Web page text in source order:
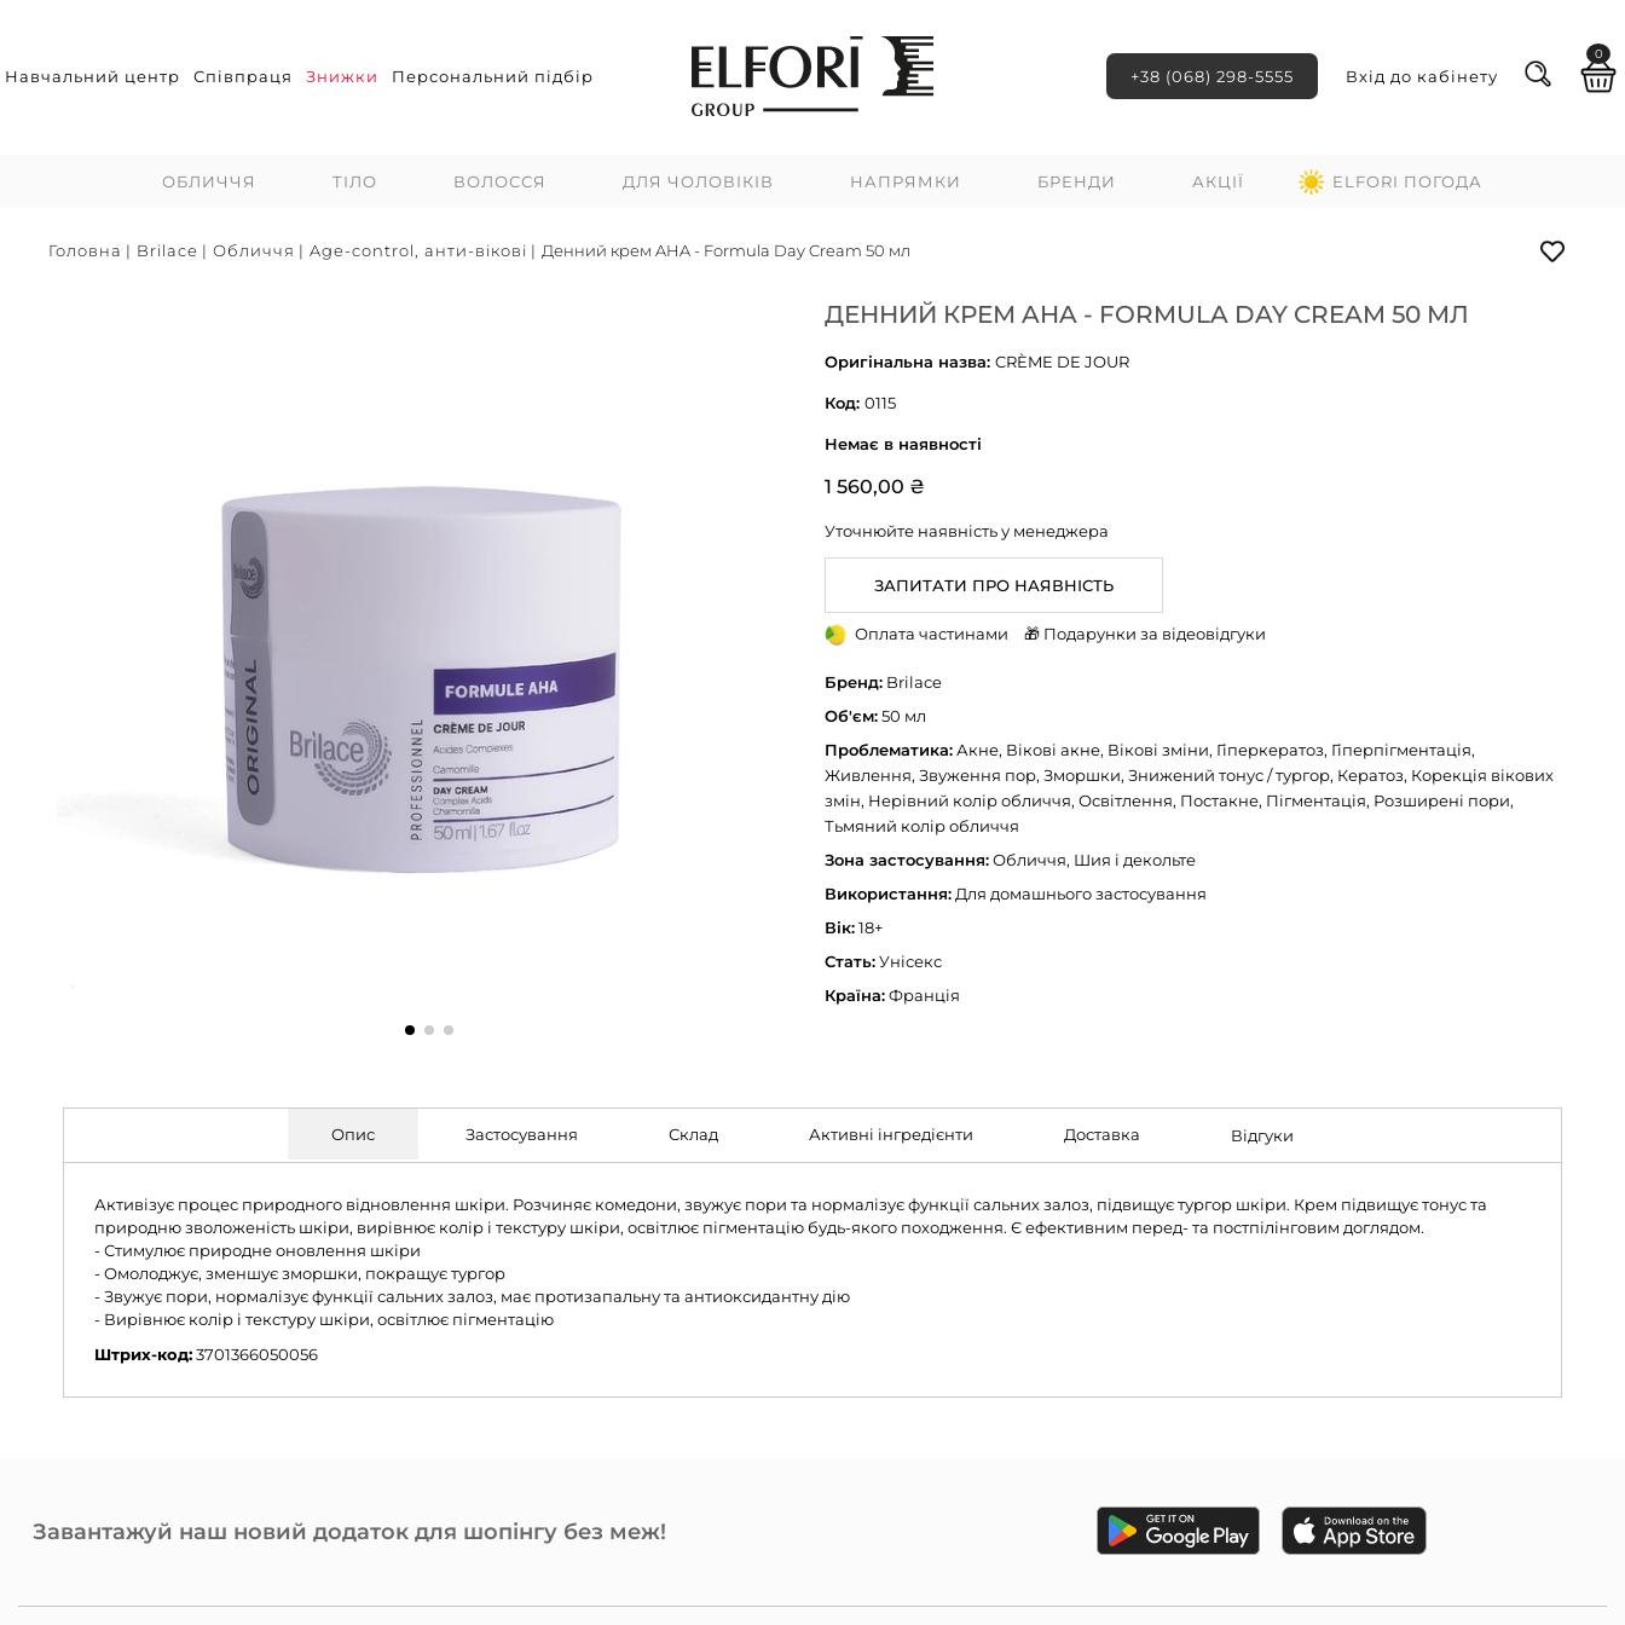
Навчальний центр Співпраця Знижки Персональний підбір +38 (068) 298-5555 Вхід до кабінету
0
ОБЛИЧЧЯ ТІЛО ВОЛОССЯ ДЛЯ ЧОЛОВІКІВ НАПРЯМКИ БРЕНДИ АКЦІЇ ELFORI ПОГОДА
Головна | Brilace | Обличчя | Age-control, анти-вікові | Денний крем AHA - Formula Day Cream 50 мл
ДЕННИЙ КРЕМ AHA - FORMULA DAY CREAM 50 МЛ
Оригінальна назва: CRÈME DE JOUR
Код: 0115
Немає в наявності
1 560,00 ₴
Уточнюйте наявність у менеджера
ЗАПИТАТИ ПРО НАЯВНІСТЬ
Оплата частинами 🎁 Подарунки за відеовідгуки
Бренд: Brilace
Об'єм:50 мл
Проблематика:Акне, Вікові акне, Вікові зміни, Гіперкератоз, Гіперпігментація,
Живлення, Звуження пор, Зморшки, Знижений тонус / тургор, Кератоз, Корекція вікових
змін, Нерівний колір обличчя, Освітлення, Постакне, Пігментація, Розширені пори,
Тьмяний колір обличчя
Зона застосування:Обличчя, Шия і декольте
Використання: Для домашнього застосування
Вік:18+
Стать:Унісекс
Країна:Франція
Опис Застосування Склад Активні інгредієнти Доставка Відгуки
Активізує процес природного відновлення шкіри. Розчиняє комедони, звужує пори та нормалізує функції сальних залоз, підвищує тургор шкіри. Крем підвищує тонус та
природню зволоженість шкіри, вирівнює колір і текстуру шкіри, освітлює пігментацію будь-якого походження. Є ефективним перед- та постпілінговим доглядом.
- Стимулює природне оновлення шкіри
- Омолоджує, зменшує зморшки, покращує тургор
- Звужує пори, нормалізує функції сальних залоз, має протизапальну та антиоксидантну дію
- Вирівнює колір і текстуру шкіри, освітлює пігментацію
Штрих-код:3701366050056
Завантажуй наш новий додаток для шопінгу без меж!